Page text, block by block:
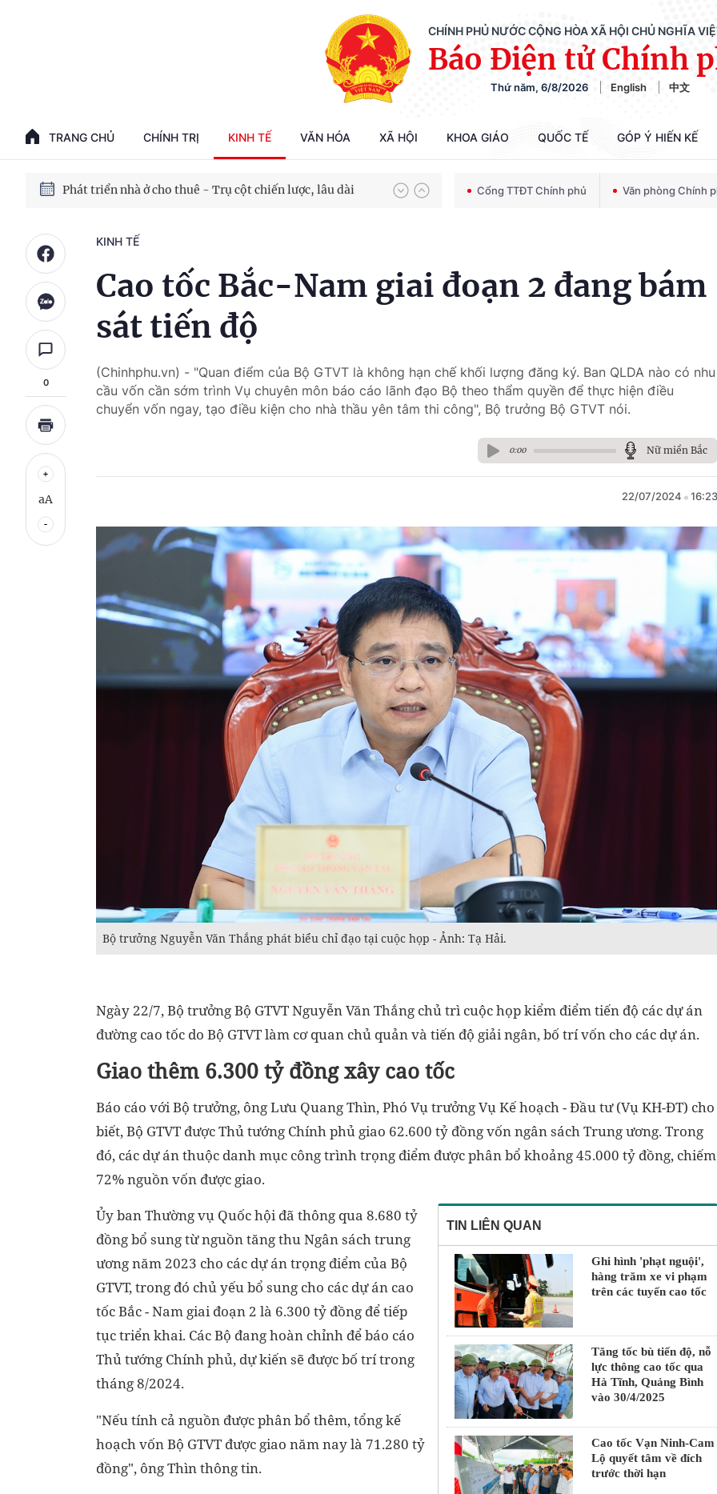
CHÍNH PHỦ NƯỚC CỘNG HÒA XÃ HỘI CHỦ NGHĨA
Báo Điện tử Chính
Thứ năm, 6/8/2026 English 中文
TRANG CHỦ CHÍNH TRỊ KINH TẾ VĂN HÓA XÃ HỘI KHOA GIÁO QUỐC TẾ GÓP Ý HIẾN KẾ
Phát triển kinh tế nhà nước trong kỷ nguyên mới
Chiến dịch 500 ngày đêm tìm kiếm, quy tập và xác định danh tính hài cốt liệt sĩ
Bảo vệ nền tảng tư tưởng của Đảng trong kỷ nguyên phát triển mới
Phát triển nhà ở cho thuê - Trụ cột chiến lược, lâu dài Cổng TTĐT Chính phủ Văn phòng Chính
0
aA
KINH TẾ
Cao tốc Bắc-Nam giai đoạn 2 đang bám
sát tiến độ
(Chinhphu.vn) - "Quan điểm của Bộ GTVT là không hạn chế khối lượng đăng ký. Ban QLDA nào có nhu
cầu vốn cần sớm trình Vụ chuyên môn báo cáo lãnh đạo Bộ theo thẩm quyền để thực hiện điều
chuyển vốn ngay, tạo điều kiện cho nhà thầu yên tâm thi công", Bộ trưởng Bộ GTVT nói.
0:00 Nữ miền Bắc
22/07/2024 16:23
Bộ trưởng Nguyễn Văn Thắng phát biểu chỉ đạo tại cuộc họp - Ảnh: Tạ Hải.
Ngày 22/7, Bộ trưởng Bộ GTVT Nguyễn Văn Thắng chủ trì cuộc họp kiểm điểm tiến độ các dự án
đường cao tốc do Bộ GTVT làm cơ quan chủ quản và tiến độ giải ngân, bố trí vốn cho các dự án.
Giao thêm 6.300 tỷ đồng xây cao tốc
Báo cáo với Bộ trưởng, ông Lưu Quang Thìn, Phó Vụ trưởng Vụ Kế hoạch - Đầu tư (Vụ KH-ĐT) cho
biết, Bộ GTVT được Thủ tướng Chính phủ giao 62.600 tỷ đồng vốn ngân sách Trung ương. Trong
đó, các dự án thuộc danh mục công trình trọng điểm được phân bổ khoảng 45.000 tỷ đồng, chiếm
72% nguồn vốn được giao.
TIN LIÊN QUAN
Ghi hình 'phạt nguội',
hàng trăm xe vi phạm
trên các tuyến cao tốc
Tăng tốc bù tiến độ, nỗ
lực thông cao tốc qua
Hà Tĩnh, Quảng Bình
vào 30/4/2025
Cao tốc Vạn Ninh-Cam
Lộ quyết tâm về đích
trước thời hạn
Ủy ban Thường vụ Quốc hội đã thông qua 8.680 tỷ
đồng bổ sung từ nguồn tăng thu Ngân sách trung
ương năm 2023 cho các dự án trọng điểm của Bộ
GTVT, trong đó chủ yếu bổ sung cho các dự án cao
tốc Bắc - Nam giai đoạn 2 là 6.300 tỷ đồng để tiếp
tục triển khai. Các Bộ đang hoàn chỉnh để báo cáo
Thủ tướng Chính phủ, dự kiến sẽ được bố trí trong
tháng 8/2024.
"Nếu tính cả nguồn được phân bổ thêm, tổng kế
hoạch vốn Bộ GTVT được giao năm nay là 71.280 tỷ
đồng", ông Thìn thông tin.